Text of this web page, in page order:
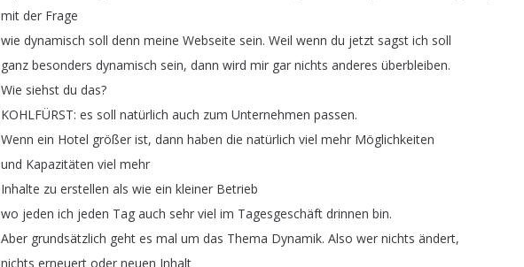
mit der Frage
wie dynamisch soll denn meine Webseite sein. Weil wenn du jetzt sagst ich soll
ganz besonders dynamisch sein, dann wird mir gar nichts anderes überbleiben.
Wie siehst du das?
KOHLFÜRST: es soll natürlich auch zum Unternehmen passen.
Wenn ein Hotel größer ist, dann haben die natürlich viel mehr Möglichkeiten
und Kapazitäten viel mehr
Inhalte zu erstellen als wie ein kleiner Betrieb
wo jeden ich jeden Tag auch sehr viel im Tagesgeschäft drinnen bin.
Aber grundsätzlich geht es mal um das Thema Dynamik. Also wer nichts ändert,
nichts erneuert oder neuen Inhalt